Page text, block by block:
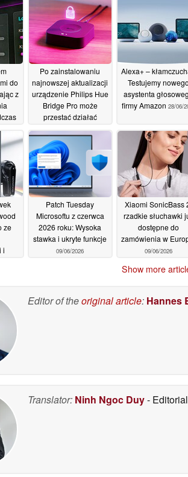
do
z
Po zainstalowaniu
najnowszej aktualizacji
urządzenie Philips Hue
Bridge Pro może
przestać działać
30/06/2026
Alexa+ –
Testujemy
asystenta
firmy Amazon 28/06/
ze
i
Patch Tuesday
Microsoftu z czerwca
2026 roku: Wysoka
stawka i ukryte funkcje
09/06/2026
Xiaomi SonicBass
rzadkie słuchawki
dostępne do
zamówienia w
09/06/2026
Show more
Editor of theoriginal article: Hannes
Translator: Ninh Ngoc Duy-